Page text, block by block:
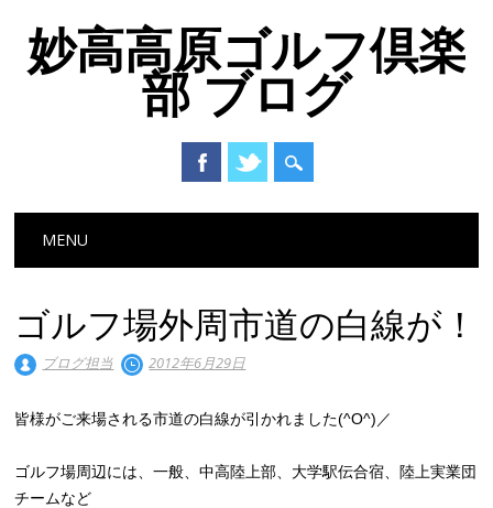
妙高高原ゴルフ倶楽
部 ブログ
Main menu
MENU
ゴルフ場外周市道の白線が！
ブログ担当 2012年6月29日
皆様がご来場される市道の白線が引かれました(^O^)／
ゴルフ場周辺には、一般、中高陸上部、大学駅伝合宿、陸上実業団
チームなど